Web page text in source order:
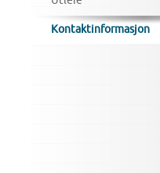
Kontaktinformasjon